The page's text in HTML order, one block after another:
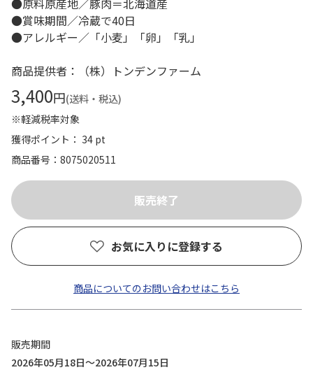
●原料原産地／豚肉＝北海道産
●賞味期間／冷蔵で40日
●アレルギー／「小麦」「卵」「乳」
商品提供者：（株）トンデンファーム
3,400円(送料・税込)
※軽減税率対象
獲得ポイント： 34 pt
商品番号
8075020511
お気に入りに登録する
商品についてのお問い合わせはこちら
販売期間
2026年05月18日～2026年07月15日